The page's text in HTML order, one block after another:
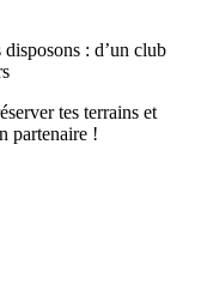
: d’un club
tes terrains et
partenaire !